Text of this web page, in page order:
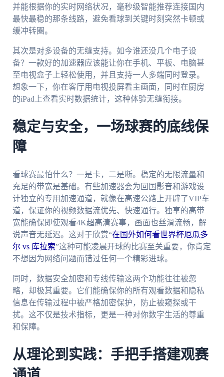
并能根据你的实时网络状况，毫秒级智能推荐连接国内
最快最稳的那条线路，避免看球到关键时刻突然卡顿或
缓冲转圈。
其次是对多设备的无缝支持。如今谁还没几个电子设
备？一款好的加速器应该能让你在手机、平板、电脑甚
至电视盒子上轻松使用，并且支持一人多端同时登录。
想象一下，你在客厅用电视投屏看主画面，同时在厨房
的iPad上查看实时数据统计，这种体验无缝衔接。
稳定与安全，一场球赛的底线保
障
看球赛最怕什么？一是卡，二是断。稳定的无限流量和
充足的带宽是基础。有些加速器会为回国影音和游戏设
计独立的专用加速通道，就像在高速公路上开辟了VIP车
道，保证你的视频数据流优先、快速通行。独享的高带
宽能确保即使观看4K超高清赛事，画面也丝滑流畅，解
说声音无延迟。这对于欣赏“在国外如何看世界杯厄瓜多
尔 vs 库拉索”这种可能凌晨开球的比赛至关重要，你肯定
不想因为网络问题而错过任何一个精彩进球。
同时，数据安全加密和专线传输这两个功能往往被忽
略，却极其重要。它们能确保你的所有观看数据和隐私
信息在传输过程中被严格加密保护，防止被窥探或干
扰。这不仅是技术指标，更是一种对你数字生活的尊重
和保障。
从理论到实践：手把手搭建观赛